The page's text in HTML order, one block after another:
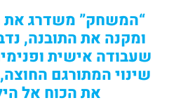
“המשחק” משדרג את
ומקנה את התובנה,
שעבודה אישית
שינוי המתורגם
את הכוח אל